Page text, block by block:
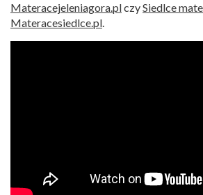
Materacejeleniagora.plczySiedlce
Materacesiedlce.pl